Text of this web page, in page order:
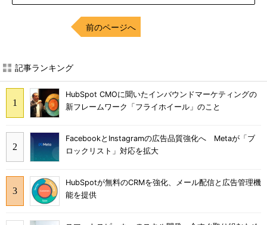
前のページへ
記事ランキング
HubSpot CMOに聞いたインバウンドマーケティングの
新フレームワーク「フライホイール」のこと
FacebookとInstagramの広告品質強化へ Metaが「ブ
ロックリスト」対応を拡大
HubSpotが無料のCRMを強化、メール配信と広告管理機
能を提供